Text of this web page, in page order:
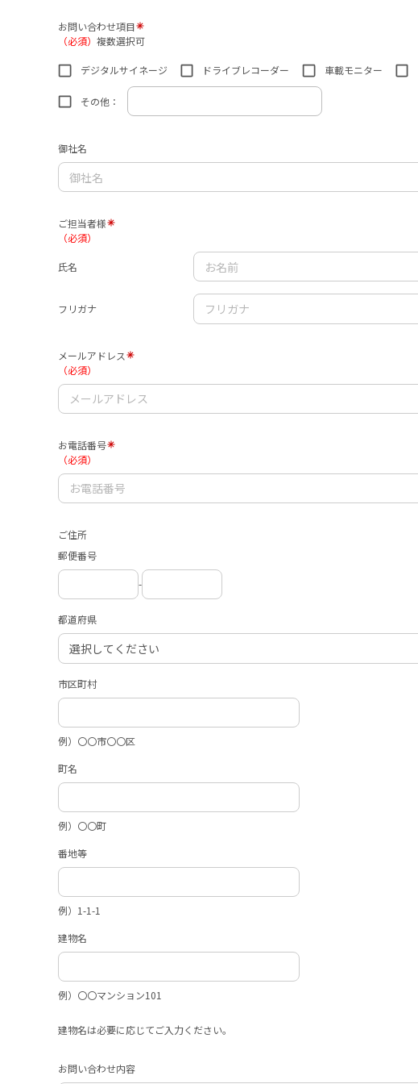
お問い合わせ項目
（必須） 複数選択可
デジタルサイネージ ドライブレコーダー 車載モニター
その他：
御社名
ご担当者様
（必須）
氏名
フリガナ
メールアドレス
（必須）
お電話番号
（必須）
ご住所
郵便番号
-
都道府県
市区町村
例）〇〇市〇〇区
町名
例）〇〇町
番地等
例）1-1-1
建物名
例）〇〇マンション101
建物名は必要に応じてご入力ください。
お問い合わせ内容